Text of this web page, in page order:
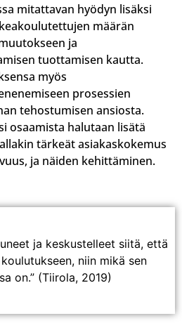
mitattavan hyödyn lisäksi
määrän
ja
tuottamisen kautta.
myös
prosessien
tehostumisen ansiosta.
osaamista halutaan lisätä
tärkeät asiakaskokemus
ja näiden kehittäminen.
ja keskustelleet siitä, että
niin mikä sen
on.” (Tiirola, 2019)